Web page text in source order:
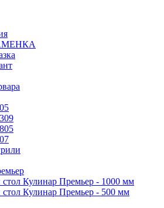
Кулинар Премьер - 1000 мм
Кулинар Премьер - 500 мм